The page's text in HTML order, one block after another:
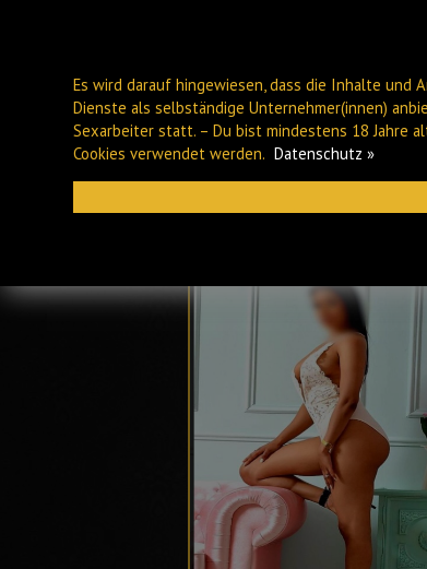
PLAUEN
Es wird darauf hingewiesen, dass die Inhalte und
Dienste als selbständige Unternehmer(innen)
Sexarbeiter statt. – Du bist mindestens 18 Jahre
Cookies verwendet werden. Datenschutz »